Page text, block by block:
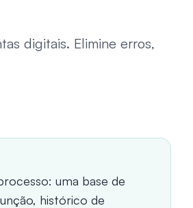
digitais. Elimine erros,
uma base de
histórico de